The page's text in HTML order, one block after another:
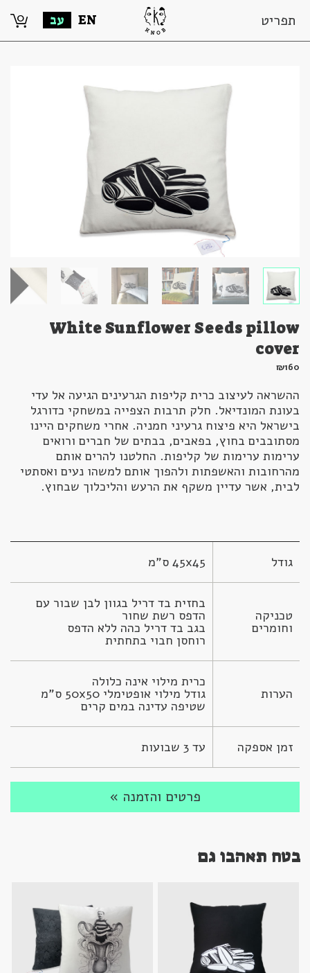
תפריט EN עב 0
White Sunflower Seeds pillow
cover
₪160
ההשראה לעיצוב כרית קליפות הגרעינים הגיעה אל עדי
בעונת המונדיאל. חלק תרבות הצפייה במשחקי כדורגל
בישראל היא פיצוח גרעיני חמניה. אחרי משחקים היינו
מסתובבים בחוץ, בפאבים, בבתים של חברים ורואים
ערימות ערימות של קליפות. החלטנו להרים אותם
מהרחובות והאשפתות ולהפוך אותם למשהו נעים ואסתטי
לבית, אשר עדיין משקף את הרעש והליכלוך שבחוץ.
גודל 45x45 ס"מ
וחומרים
רוחסן חבוי בתחתית
הערות
שטיפה עדינה במים קרים
זמן אספקה עד 3 שבועות
פרטים והזמנה »
בטח תאהבו גם